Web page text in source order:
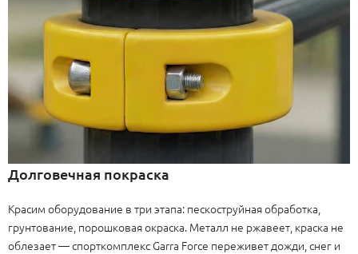
Долговечная покраска
Красим оборудование в три этапа: пескоструйная обработка,
грунтование, порошковая окраска. Металл не ржавеет, краска не
облезает — спорткомплекс Garra Force переживет дожди, снег и